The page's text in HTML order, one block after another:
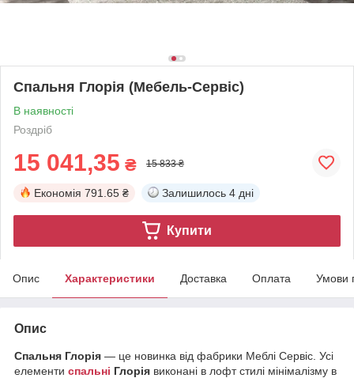
Спальня Глорія (Мебель-Сервіс)
В наявності
Роздріб
15 041,35 ₴ 15 833 ₴
Економія 791.65 ₴ Залишилось 4 дні
Купити
Опис Характеристики Доставка Оплата Умови
Опис
Спальня Глорія — це новинка від фабрики Меблі Сервіс. Усі
елементи спальні Глорія виконані в лофт стилі мінімалізму в